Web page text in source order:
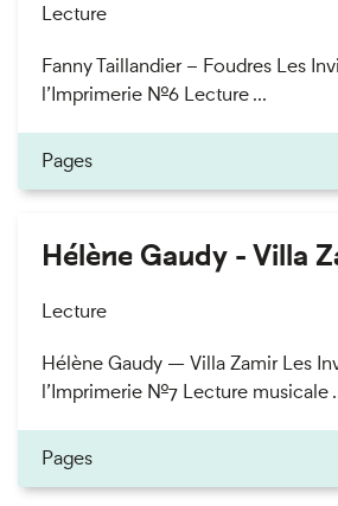
Lecture
Fanny Taillandier – Foudres Les
l’Imprimerie n°6 Lecture ...
Pages
Hélène Gaudy - Villa
Lecture
Hélène Gaudy — Villa Zamir Les
l’Imprimerie n°7 Lecture musicale
Pages